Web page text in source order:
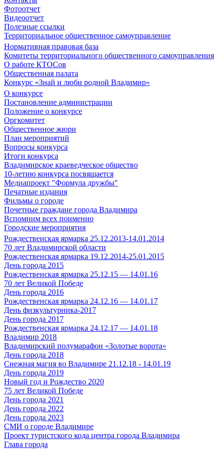
Фотоотчет
Видеоотчет
Полезные ссылки
Территориальное общественное самоуправление
Нормативная правовая база
Комитеты территориального общественного самоуправления
О работе КТОСов
Общественная палата
Конкурс «Знай и люби родной Владимир»
О конкурсе
Постановление администрации
Положение о конкурсе
Оргкомитет
Общественное жюри
План мероприятий
Вопросы конкурса
Итоги конкурса
Владимирское краеведческое общество
10-летию конкурса посвящается
Медиапроект "Формула дружбы"
Печатные издания
Фильмы о городе
Почетные граждане города Владимира
Вспомним всех поименно
Городские мероприятия
Рождественская ярмарка 25.12.2013-14.01.2014
70 лет Владимирской области
Рождественская ярмарка 19.12.2014-25.01.2015
День города 2015
Рождественская ярмарка 25.12.15 — 14.01.16
70 лет Великой Победе
День города 2016
Рождественская ярмарка 24.12.16 — 14.01.17
День физкультурника-2017
День города 2017
Рождественская ярмарка 24.12.17 — 14.01.18
Владимир 2018
Владимирский полумарафон «Золотые ворота»
День города 2018
Снежная магия во Владимире 21.12.18 - 14.01.19
День города 2019
Новый год и Рождество 2020
75 лет Великой Победе
День города 2021
День города 2022
День города 2023
СМИ о городе Владимире
Проект туристского кода центра города Владимира
Глава города